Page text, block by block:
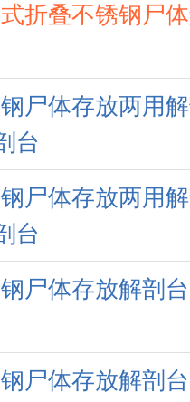
折叠不锈钢尸
尸体存放两用
台
尸体存放两用
台
尸体存放解剖
尸体存放解剖